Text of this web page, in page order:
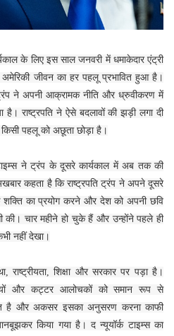
के लिए इस साल जनवरी में धमाकेदार एंट्री
जीवन का हर पहलू प्रभावित हुआ है।
ने अपनी आक्रामक नीति और ध्रुवीकरण में
है। राष्ट्रपति ने ऐसे बदलावों की झड़ी लगा दी
पहलू को अछूता छोड़ा है।
ने ट्रंप के दूसरे कार्यकाल में अब तक की
कहता है कि राष्ट्रपति ट्रंप ने अपने दूसरे
शक्ति का प्रयोग करने और देश को अपनी छवि
की। चार महीने हो चुके हैं और उन्होंने पहले ही
नहीं देखा।
राष्ट्रीयता, शिक्षा और सरकार पर पड़ा है।
और कट्टर आलोचकों को समान रूप से
है और अकसर इसका अनुसरण करना काफी
किया गया है। द न्यूयॉर्क टाइम्स का